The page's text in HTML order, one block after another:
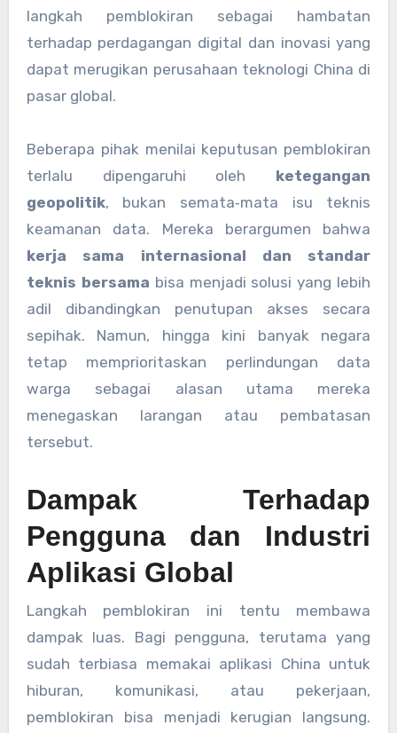
langkah pemblokiran sebagai hambatan
terhadap perdagangan digital dan inovasi yang
dapat merugikan perusahaan teknologi China di
pasar global.
Beberapa pihak menilai keputusan pemblokiran
terlalu dipengaruhi oleh ketegangan
geopolitik, bukan semata‑mata isu teknis
keamanan data. Mereka berargumen bahwa
kerja sama internasional dan standar
teknis bersama bisa menjadi solusi yang lebih
adil dibandingkan penutupan akses secara
sepihak. Namun, hingga kini banyak negara
tetap memprioritaskan perlindungan data
warga sebagai alasan utama mereka
menegaskan larangan atau pembatasan
tersebut.
Dampak Terhadap
Pengguna dan Industri
Aplikasi Global
Langkah pemblokiran ini tentu membawa
dampak luas. Bagi pengguna, terutama yang
sudah terbiasa memakai aplikasi China untuk
hiburan, komunikasi, atau pekerjaan,
pemblokiran bisa menjadi kerugian langsung.